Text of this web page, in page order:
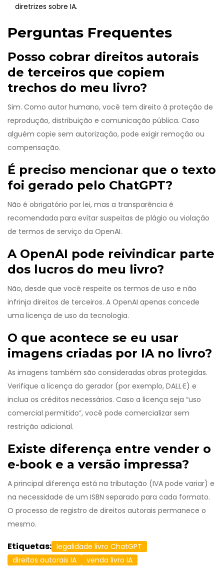
diretrizes sobre IA.
Perguntas Frequentes
Posso cobrar direitos autorais
de terceiros que copiem
trechos do meu livro?
Sim. Como autor humano, você tem direito à proteção de
reprodução, distribuição e comunicação pública. Caso
alguém copie sem autorização, pode exigir remoção ou
compensação.
É preciso mencionar que o texto
foi gerado pelo ChatGPT?
Não é obrigatório por lei, mas a transparência é
recomendada para evitar suspeitas de plágio ou violação
de termos de serviço da OpenAI.
A OpenAI pode reivindicar parte
dos lucros do meu livro?
Não, desde que você respeite os termos de uso e não
infrinja direitos de terceiros. A OpenAI apenas concede
uma licença de uso da tecnologia.
O que acontece se eu usar
imagens criadas por IA no livro?
As imagens também são consideradas obras protegidas.
Verifique a licença do gerador (por exemplo, DALL·E) e
inclua os créditos necessários. Caso a licença seja “uso
comercial permitido”, você pode comercializar sem
restrição adicional.
Existe diferença entre vender o
e‑book e a versão impressa?
A principal diferença está na tributação (IVA pode variar) e
na necessidade de um ISBN separado para cada formato.
O processo de registro de direitos autorais permanece o
mesmo.
Etiquetas: legalidade livro ChatGPT
direitos autorais IA
venda livro IA